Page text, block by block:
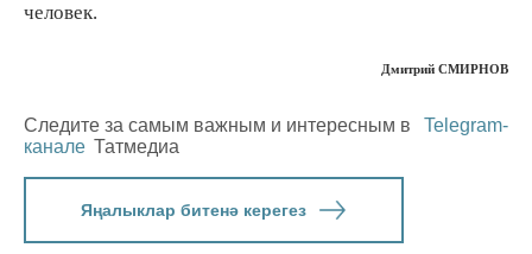
человек.
Дмитрий СМИРНОВ
Следите за самым важным и интересным в
Telegram-
канале Татмедиа
Яңалыклар битенә керегез